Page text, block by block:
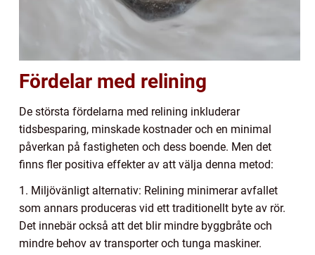
Fördelar med relining
De största fördelarna med relining inkluderar
tidsbesparing, minskade kostnader och en minimal
påverkan på fastigheten och dess boende. Men det
finns fler positiva effekter av att välja denna metod:
1. Miljövänligt alternativ: Relining minimerar avfallet
som annars produceras vid ett traditionellt byte av rör.
Det innebär också att det blir mindre byggbråte och
mindre behov av transporter och tunga maskiner.